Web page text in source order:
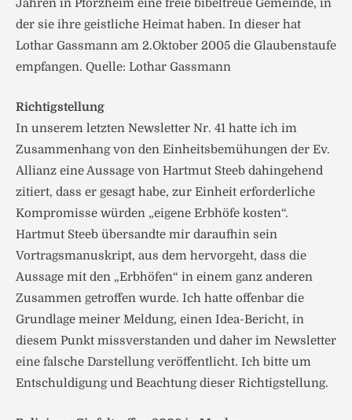
Jahren in Pforzheim eine freie bibeltreue Gemeinde, in
der sie ihre geistliche Heimat haben. In dieser hat
Lothar Gassmann am 2.Oktober 2005 die Glaubenstaufe
empfangen. Quelle: Lothar Gassmann
Richtigstellung
In unserem letzten Newsletter Nr. 41 hatte ich im
Zusammenhang von den Einheitsbemühungen der Ev.
Allianz eine Aussage von Hartmut Steeb dahingehend
zitiert, dass er gesagt habe, zur Einheit erforderliche
Kompromisse würden „eigene Erbhöfe kosten“.
Hartmut Steeb übersandte mir daraufhin sein
Vortragsmanuskript, aus dem hervorgeht, dass die
Aussage mit den „Erbhöfen“ in einem ganz anderen
Zusammen getroffen wurde. Ich hatte offenbar die
Grundlage meiner Meldung, einen Idea-Bericht, in
diesem Punkt missverstanden und daher im Newsletter
eine falsche Darstellung veröffentlicht. Ich bitte um
Entschuldigung und Beachtung dieser Richtigstellung.